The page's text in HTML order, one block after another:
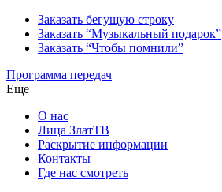
Заказать бегущую строку
Заказать “Музыкальный подарок”
Заказать “Чтобы помнили”
Программа передач
Еще
О нас
Лица ЗлатТВ
Раскрытие информации
Контакты
Где нас смотреть